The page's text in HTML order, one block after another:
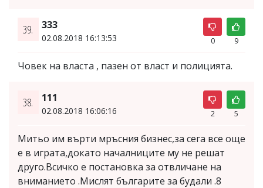
39. 333
02.08.2018 16:13:53 0 9
Човек на власта , пазен от власт и полицията.
38. 111
02.08.2018 16:06:16 2 5
Митьо им върти мръсния бизнес,за сега все още
е в играта,докато началниците му не решат
друго.Всичко е постановка за отвличане на
вниманието .Мислят българите за будали .8